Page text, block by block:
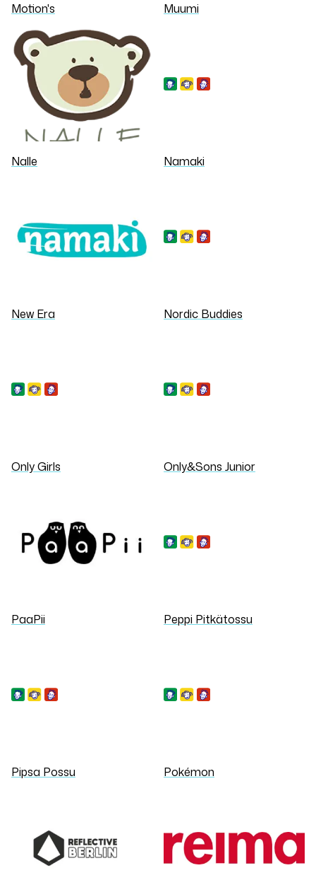
Motion's Muumi
Nalle Namaki
New Era Nordic Buddies
Only Girls Only&Sons Junior
PaaPii Peppi Pitkätossu
Pipsa Possu Pokémon